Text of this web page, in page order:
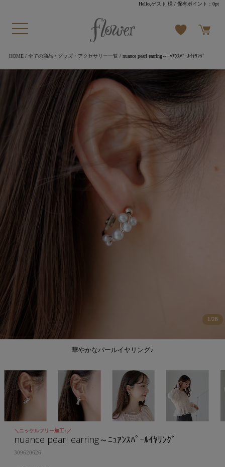
Hello,ゲスト 様 / 保有ポイント：0pt
HOME/ 全ての商品/ グッズ・アクセサリー一覧 / nuance pearl earring～ﾆｭｱﾝｽﾊﾟｰﾙｲﾔﾘﾝｸﾞ
華やかなパールイヤリング♪
1/28
＼ニッケルフリー加工♪／
nuance pearl earring～ﾆｭｱﾝｽﾊﾟｰﾙｲﾔﾘﾝｸﾞ
309620626